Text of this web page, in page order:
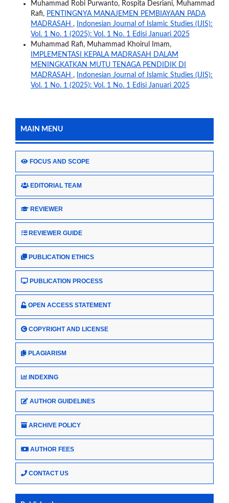
Muhammad Robi Purwanto, Rospita Desriani, Muhammad
Rafi, PENTINGNYA MANAJEMEN PEMBIAYAAN PADA
MADRASAH ,
Indonesian Journal of Islamic Studies (IJIS):
Vol. 1 No. 1 (2025): Vol. 1 No. 1 Edisi Januari 2025
Muhammad Rafi, Muhammad Khoirul Imam,
IMPLEMENTASI KEPALA MADRASAH DALAM
MENINGKATKAN MUTU TENAGA PENDIDIK DI
MADRASAH ,
Indonesian Journal of Islamic Studies (IJIS):
Vol. 1 No. 1 (2025): Vol. 1 No. 1 Edisi Januari 2025
MAIN MENU
FOCUS AND SCOPE
EDITORIAL TEAM
REVIEWER
REVIEWER GUIDE
PUBLICATION ETHICS
PUBLICATION PROCESS
OPEN ACCESS STATEMENT
COPYRIGHT AND LICENSE
PLAGIARISM
INDEXING
AUTHOR GUIDELINES
ARCHIVE POLICY
AUTHOR FEES
CONTACT US